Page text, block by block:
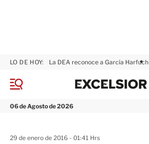
M
n
06 de Agosto de 2026
LO DE HOY: La DEA reconoce a García Harfuch
x
29 de enero de 2016 - 01:41 Hrs